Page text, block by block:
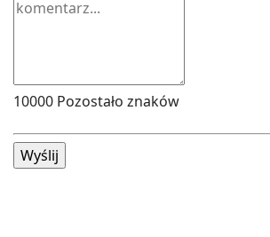
10000 Pozostało znaków
Wyślij